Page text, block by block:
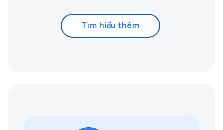
Tìm hiểu thêm